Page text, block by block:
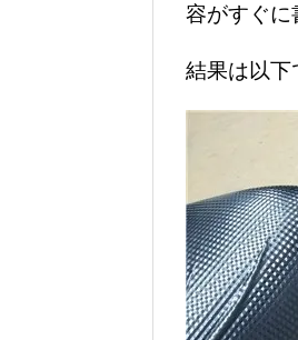
容がすぐに
結果は以下